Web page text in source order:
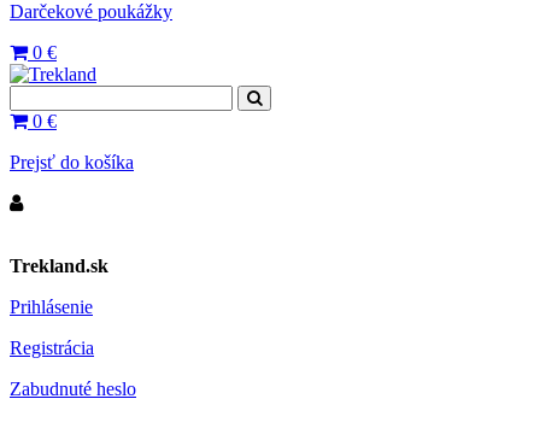
Darčekové poukážky
0 €
0 €
Prejsť do košíka
Trekland.sk
Prihlásenie
Registrácia
Zabudnuté heslo